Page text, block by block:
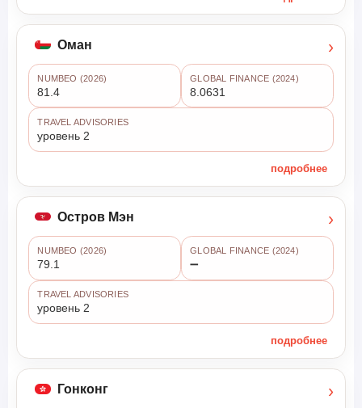
Оман ›
NUMBEO (2026)
81.4
GLOBAL FINANCE (2024)
8.0631
TRAVEL ADVISORIES
уровень 2
подробнее
Остров Мэн ›
NUMBEO (2026)
79.1
GLOBAL FINANCE (2024)
➖
TRAVEL ADVISORIES
уровень 2
подробнее
Гонконг ›